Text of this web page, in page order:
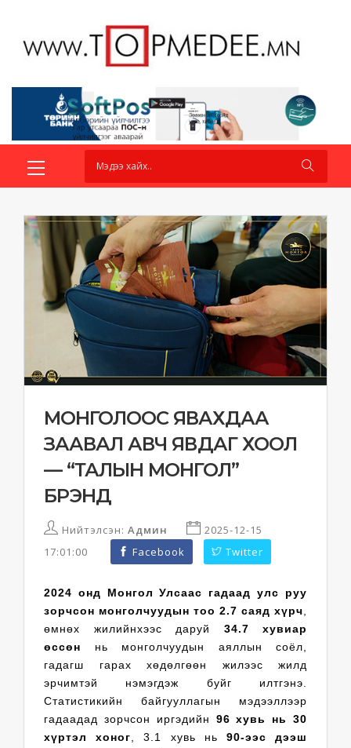
МОНГОЛООС ЯВАХДАА
ЗААВАЛ АВЧ ЯВДАГ ХООЛ
— “ТАЛЫН МОНГОЛ”
БРЭНД
Нийтэлсэн: Админ
2025-12-15
17:01:00
Facebook Twitter
2024 онд Монгол Улсаас гадаад улс руу
зорчсон монголчуудын тоо 2.7 саяд хүрч,
өмнөх жилийнхээс даруй 34.7 хувиар
өссөн нь монголчуудын аяллын соёл,
гадагш гарах хөдөлгөөн жилээс жилд
эрчимтэй нэмэгдэж буйг илтгэнэ.
Статистикийн байгууллагын мэдээллээр
гадаадад зорчсон иргэдийн 96 хувь нь 30
хүртэл хоног, 3.1 хувь нь 90-ээс дээш